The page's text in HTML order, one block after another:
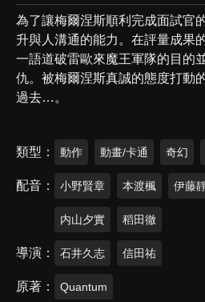
為了讓梅爾涅斯順利完成面試官
升與人溝通的能力。在評量成果
一語道破雷歐來魔王軍隊的目的
仇。被梅爾涅斯真誠的態度打動
過去…。
類型 動作 動畫/卡通 奇幻
配音 小野賢章 本渡楓 伊藤
内山夕實 稻田徹
導演 石井久志 信田祐
原著 Quantum